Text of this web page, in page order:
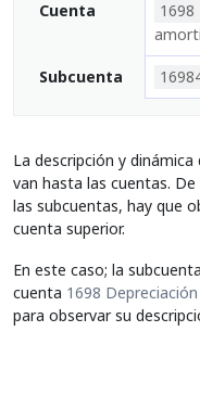
Cuenta 1698
Subcuenta
La descripción y
van hasta las cuentas.
las subcuentas, hay que
cuenta superior.
En este caso; la
cuenta 1698
para observar su